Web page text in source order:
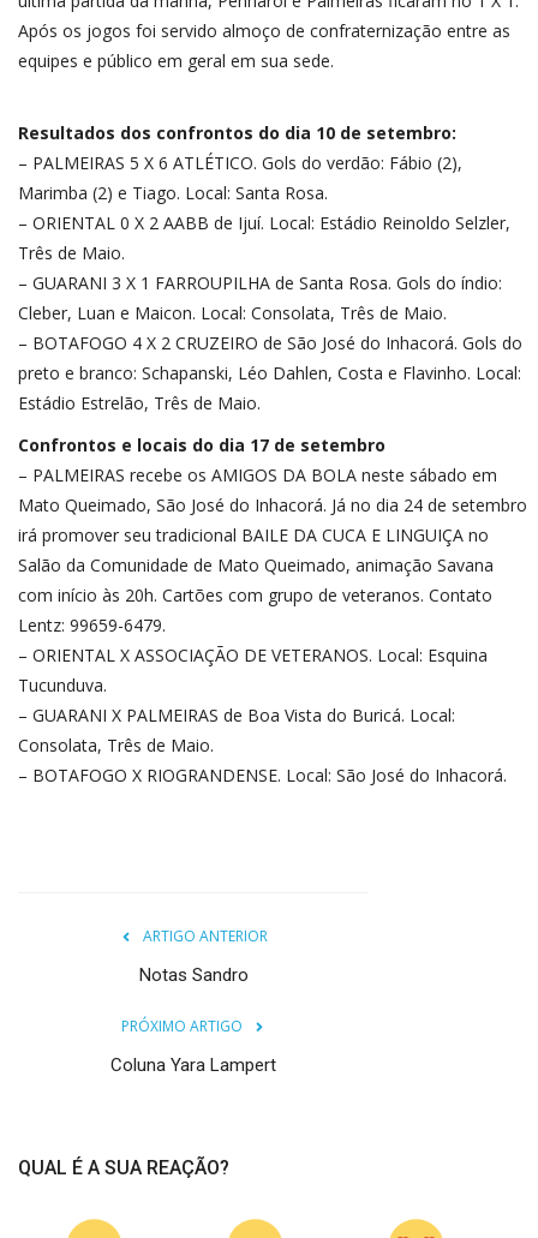
Após os jogos foi servido almoço de confraternização entre as
equipes e público em geral em sua sede.
Resultados dos confrontos do dia 10 de setembro:
– PALMEIRAS 5 X 6 ATLÉTICO. Gols do verdão: Fábio (2),
Marimba (2) e Tiago. Local: Santa Rosa.
– ORIENTAL 0 X 2 AABB de Ijuí. Local: Estádio Reinoldo Selzler,
Três de Maio.
– GUARANI 3 X 1 FARROUPILHA de Santa Rosa. Gols do índio:
Cleber, Luan e Maicon. Local: Consolata, Três de Maio.
– BOTAFOGO 4 X 2 CRUZEIRO de São José do Inhacorá. Gols do
preto e branco: Schapanski, Léo Dahlen, Costa e Flavinho. Local:
Estádio Estrelão, Três de Maio.
Confrontos e locais do dia 17 de setembro
– PALMEIRAS recebe os AMIGOS DA BOLA neste sábado em
Mato Queimado, São José do Inhacorá. Já no dia 24 de setembro
irá promover seu tradicional BAILE DA CUCA E LINGUIÇA no
Salão da Comunidade de Mato Queimado, animação Savana
com início às 20h. Cartões com grupo de veteranos. Contato
Lentz: 99659-6479.
– ORIENTAL X ASSOCIAÇÃO DE VETERANOS. Local: Esquina
Tucunduva.
– GUARANI X PALMEIRAS de Boa Vista do Buricá. Local:
Consolata, Três de Maio.
– BOTAFOGO X RIOGRANDENSE. Local: São José do Inhacorá.
ARTIGO ANTERIOR
Notas Sandro
PRÓXIMO ARTIGO
Coluna Yara Lampert
QUAL É A SUA REAÇÃO?